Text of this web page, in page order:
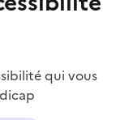
qui vous